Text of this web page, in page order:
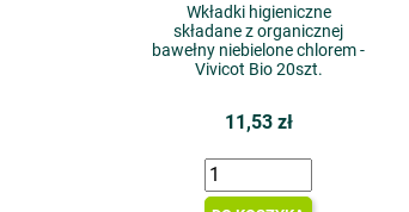
Wkładki higieniczne
składane z organicznej
bawełny niebielone chlorem -
Vivicot Bio 20szt.
11,53 zł